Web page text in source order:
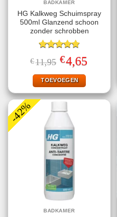
BADKAMER
HG Kalkweg Schuimspray
500ml Glanzend schoon
zonder schrobben
Gewaardeerd
4.80uit 5
€11,95 Oorspronkelijke
prijs
was:
€11,95.
€4,65prijs
TOEVOEGEN
-42%
BADKAMER